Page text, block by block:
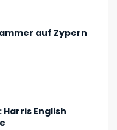
auf Zypern
English